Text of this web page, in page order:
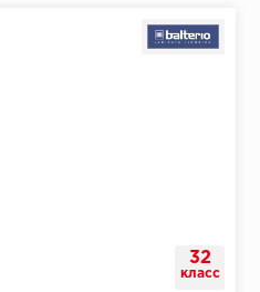
32
класс